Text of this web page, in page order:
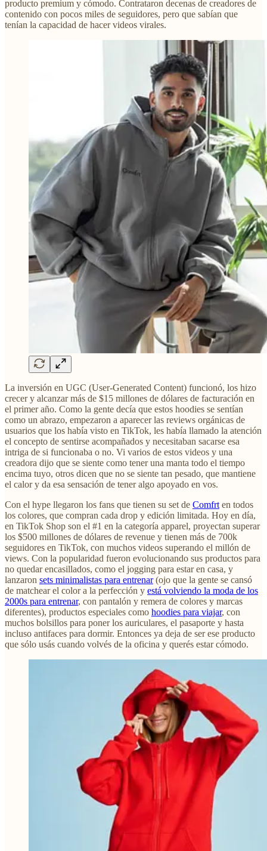
producto premium y cómodo. Contrataron decenas de creadores de
contenido con pocos miles de seguidores, pero que sabían que
tenían la capacidad de hacer videos virales.
La inversión en UGC (User-Generated Content) funcionó, los hizo
crecer y alcanzar más de $15 millones de dólares de facturación en
el primer año. Como la gente decía que estos hoodies se sentían
como un abrazo, empezaron a aparecer las reviews orgánicas de
usuarios que los había visto en TikTok, les había llamado la atención
el concepto de sentirse acompañados y necesitaban sacarse esa
intriga de si funcionaba o no. Vi varios de estos videos y una
creadora dijo que se siente como tener una manta todo el tiempo
encima tuyo, otros dicen que no se siente tan pesado, que mantiene
el calor y da esa sensación de tener algo apoyado en vos.
Con el hype llegaron los fans que tienen su set de Comfrt en todos
los colores, que compran cada drop y edición limitada. Hoy en día,
en TikTok Shop son el #1 en la categoría apparel, proyectan superar
los $500 millones de dólares de revenue y tienen más de 700k
seguidores en TikTok, con muchos videos superando el millón de
views. Con la popularidad fueron evolucionando sus productos para
no quedar encasillados, como el jogging para estar en casa, y
lanzaron sets minimalistas para entrenar(ojo que la gente se cansó
de matchear el color a la perfección y está volviendo la moda de los
2000s para entrenar, con pantalón y remera de colores y marcas
diferentes), productos especiales como hoodies para viajar, con
muchos bolsillos para poner los auriculares, el pasaporte y hasta
incluso antifaces para dormir. Entonces ya deja de ser ese producto
que sólo usás cuando volvés de la oficina y querés estar cómodo.